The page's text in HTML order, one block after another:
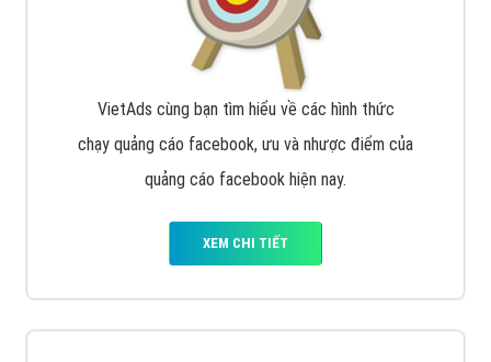
VietAds cùng bạn tìm hiểu về các hình thức
chạy quảng cáo facebook, ưu và nhược điểm của
quảng cáo facebook hiện nay.
XEM CHI TIẾT